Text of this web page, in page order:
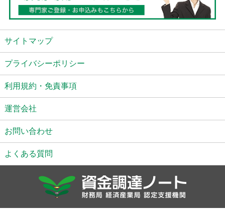
サイトマップ
プライバシーポリシー
利用規約・免責事項
運営会社
お問い合わせ
よくある質問